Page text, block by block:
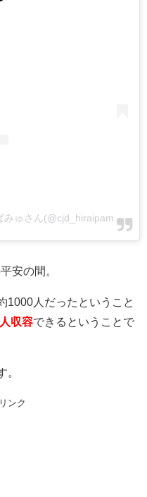
Tokyo Architecture ひらいぱみゅぱみゅさん(@cjd_hiraipamyu2)がシェアした投稿
安の間。
1000人だったということ
収容できるということで
。
ンク